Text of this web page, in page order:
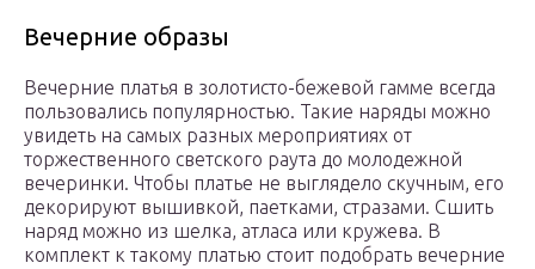
Вечерние образы
Вечерние платья в золотисто-бежевой гамме всегда
пользовались популярностью. Такие наряды можно
увидеть на самых разных мероприятиях от
торжественного светского раута до молодежной
вечеринки. Чтобы платье не выглядело скучным, его
декорируют вышивкой, паетками, стразами. Сшить
наряд можно из шелка, атласа или кружева. В
комплект к такому платью стоит подобрать вечерние